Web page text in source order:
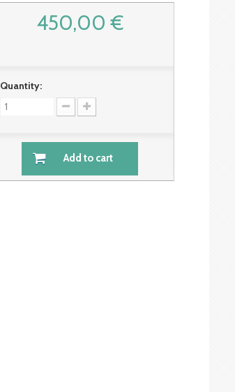
450,00 €
Quantity:
Add to cart